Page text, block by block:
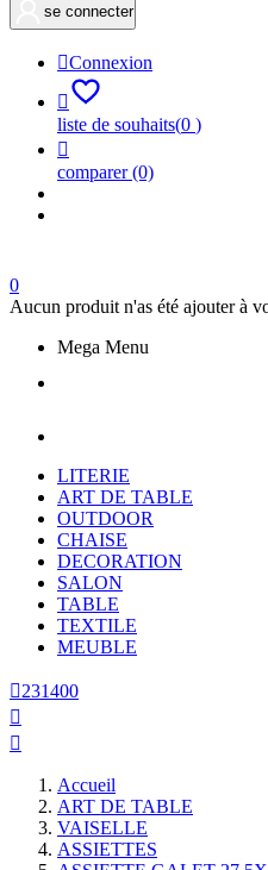
se connecter
Connexion

liste de souhaits(0 )

comparer(0)
0
Aucun produit n'as été ajouter à
Mega Menu
LITERIE
ART DE TABLE
OUTDOOR
CHAISE
DECORATION
SALON
TABLE
TEXTILE
MEUBLE
231400


Accueil
ART DE TABLE
VAISELLE
ASSIETTES